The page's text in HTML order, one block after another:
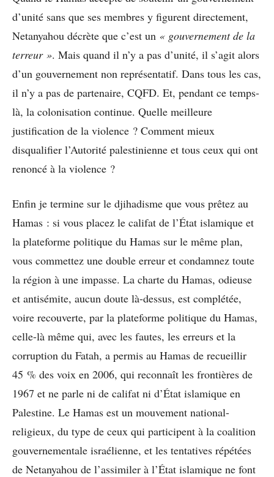
d’unité sans que ses membres y figurent directement,
Netanyahou décrète que c’est un « gouvernement de la
terreur ». Mais quand il n’y a pas d’unité, il s’agit alors
d’un gouvernement non représentatif. Dans tous les cas,
il n’y a pas de partenaire, CQFD. Et, pendant ce temps-
là, la colonisation continue. Quelle meilleure
justification de la violence ? Comment mieux
disqualifier l’Autorité palestinienne et tous ceux qui ont
renoncé à la violence ?
Enfin je termine sur le djihadisme que vous prêtez au
Hamas : si vous placez le califat de l’État islamique et
la plateforme politique du Hamas sur le même plan,
vous commettez une double erreur et condamnez toute
la région à une impasse. La charte du Hamas, odieuse
et antisémite, aucun doute là-dessus, est complétée,
voire recouverte, par la plateforme politique du Hamas,
celle-là même qui, avec les fautes, les erreurs et la
corruption du Fatah, a permis au Hamas de recueillir
45 % des voix en 2006, qui reconnaît les frontières de
1967 et ne parle ni de califat ni d’État islamique en
Palestine. Le Hamas est un mouvement national-
religieux, du type de ceux qui participent à la coalition
gouvernementale israélienne, et les tentatives répétées
de Netanyahou de l’assimiler à l’État islamique ne font